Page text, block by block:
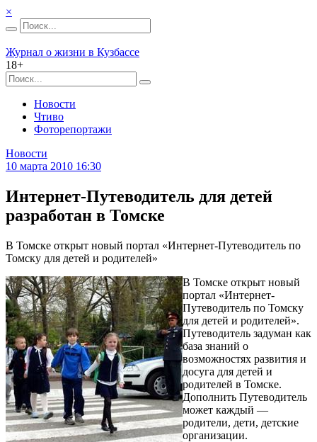
×
Журнал о жизни в Кузбассе
18+
Новости
Чтиво
Фоторепортажи
Новости
10 марта 2010 16:30
Интернет-Путеводитель для детей
разработан в Томске
В Томске открыт новый портал «Интернет-Путеводитель по
Томску для детей и родителей»
В Томске открыт новый
портал «Интернет-
Путеводитель по Томску
для детей и родителей».
Путеводитель задуман как
база знаний о
возможностях развития и
досуга для детей и
родителей в Томске.
Дополнить Путеводитель
может каждый —
родители, дети, детские
организации.